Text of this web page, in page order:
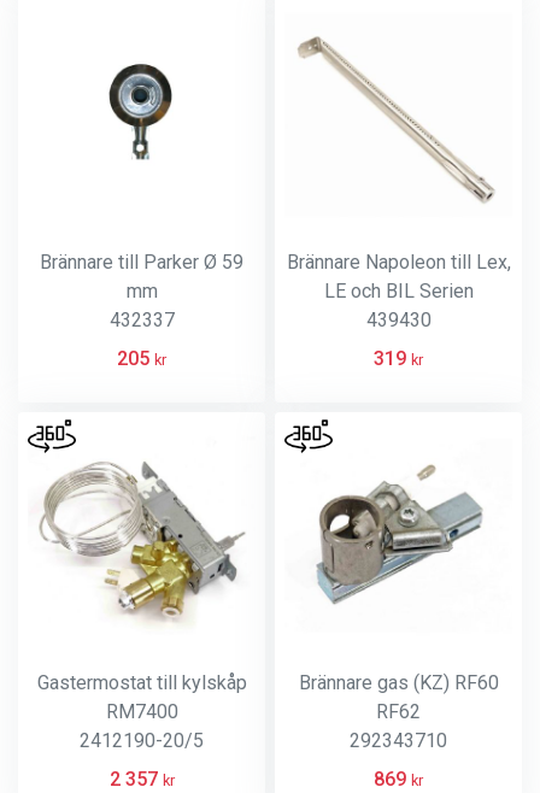
Brännare till Parker Ø 59
mm
432337
205 kr
Brännare Napoleon till Lex,
LE och BIL Serien
439430
319 kr
Gastermostat till kylskåp
RM7400
2412190-20/5
2 357 kr
Brännare gas (KZ) RF60
RF62
292343710
869 kr